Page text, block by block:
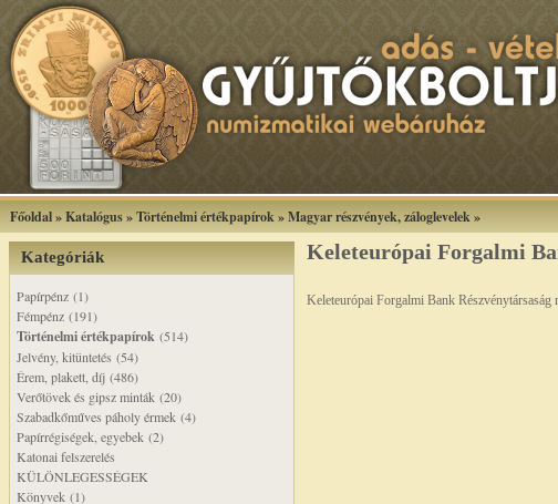
Főoldal»Katalógus»Történelmi értékpapírok»Magyar részvények, záloglevelek»
Kategóriák
Papírpénz (1)
Fémpénz (191)
Történelmi értékpapírok (514)
Jelvény, kitüntetés (54)
Érem, plakett, díj (486)
Verőtövek és gipsz minták (20)
Szabadkőműves páholy érmek (4)
Papírrégiségek, egyebek (2)
Katonai felszerelés
KÜLÖNLEGESSÉGEK
Könyvek (1)
Keleteurópai Forgalmi
Keleteurópai Forgalmi Bank Részvénytársaság